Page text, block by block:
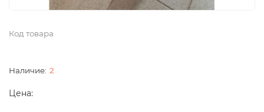
Код товара
2
Цена: